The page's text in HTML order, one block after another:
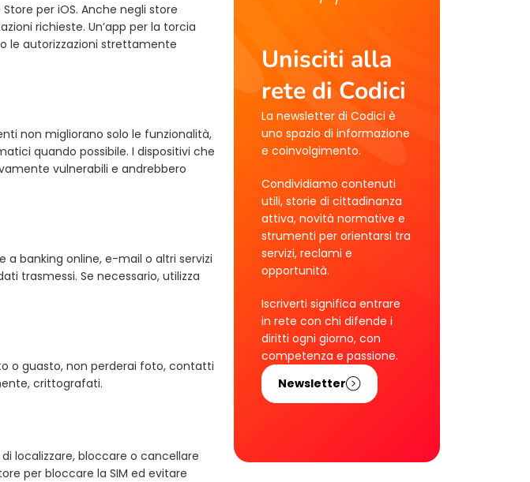
per iOS. Anche negli store
richieste. Un’app per la torcia
le autorizzazioni strettamente
non migliorano solo le funzionalità,
quando possibile. I dispositivi che
vulnerabili e andrebbero
a banking online, e-mail o altri servizi
trasmessi. Se necessario, utilizza
o guasto, non perderai foto, contatti
crittografati.
localizzare, bloccare o cancellare
per bloccare la SIM ed evitare
Unisciti alla
rete di Codici
La newsletter di Codici è
uno spazio di informazione
e coinvolgimento.
Condividiamo contenuti
utili, storie di cittadinanza
attiva, novità normative e
strumenti per orientarsi tra
servizi, reclami e
opportunità.
Iscriverti significa entrare
in rete con chi difende i
diritti ogni giorno, con
competenza e passione.
Newsletter